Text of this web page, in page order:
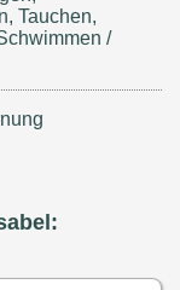
Tauchen,
/